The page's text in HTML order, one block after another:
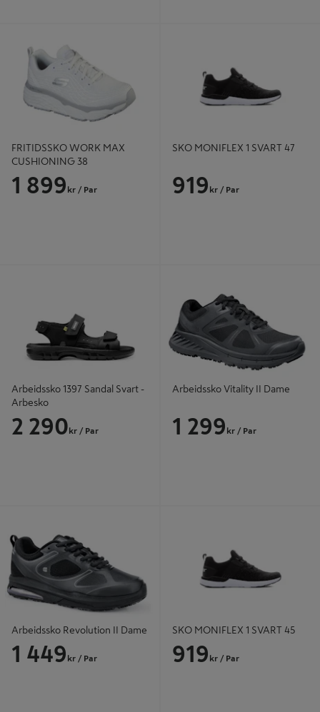
FRITIDSSKO WORK MAX
CUSHIONING 38
1 899 kr / Par
SKO MONIFLEX 1 SVART 47
919 kr / Par
Arbeidssko 1397 Sandal Svart -
Arbesko
2 290 kr / Par
Arbeidssko Vitality II Dame
1 299 kr / Par
Arbeidssko Revolution II Dame
1 449 kr / Par
SKO MONIFLEX 1 SVART 45
919 kr / Par